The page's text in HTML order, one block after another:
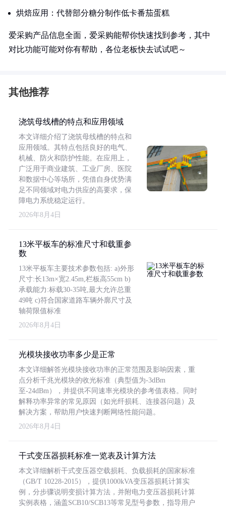
烘焙应用：代替部分糖分制作低卡番茄蛋糕
爱采购产品信息全面，爱采购能帮你快速找到参考，其中
对比功能可能对你有帮助，各位老板快去试试吧～
其他推荐
浇筑母线槽的特点和应用领域
本文详细介绍了浇筑母线槽的特点和
应用领域。其特点包括良好的电气、
机械、防火和防护性能。在应用上，
广泛用于商业建筑、工业厂房、医院
和数据中心等场所，凭借自身优势满
足不同领域对电力供应的高要求，保
障电力系统稳定运行。
2026年8月4日
13米平板车的标准尺寸和载重参
数
13米平板车主要技术参数包括: a)外形
尺寸:长13m×宽2.45m,栏板高55cm b)
承载能力:标载30-35吨,最大允许总重
49吨 c)符合国家道路车辆外廓尺寸及
轴荷限值标准
2026年8月4日
光模块接收功率多少是正常
本文详细解答光模块接收功率的正常范围及影响因素，重
点分析千兆光模块的收光标准（典型值为-3dBm
至-24dBm），并提供不同速率光模块的参考值表格。同时
解释功率异常的常见原因（如光纤损耗、连接器问题）及
解决方案，帮助用户快速判断网络性能问题。
2026年8月4日
干式变压器损耗标准一览表及计算方法
本文详细解析干式变压器空载损耗、负载损耗的国家标准
（GB/T 10228-2015），提供1000kVA变压器损耗计算实
例，分步骤说明变损计算方法，并附电力变压器损耗计算
实例表格，涵盖SCB10/SCB13等常见型号参数，指导用户